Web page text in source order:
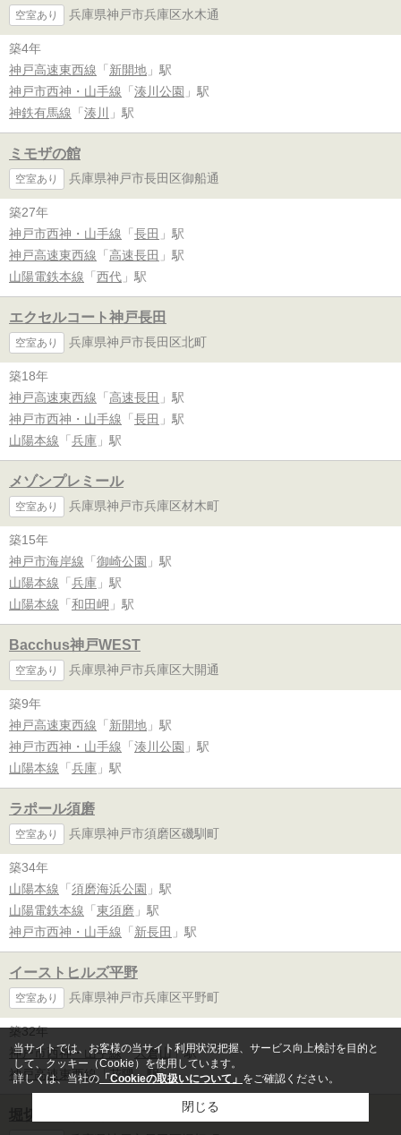
空室あり 兵庫県神戸市兵庫区水木通
築4年
神戸高速東西線 「 新開地 」駅
神戸市西神・山手線 「 湊川公園 」駅
神鉄有馬線 「 湊川 」駅
ミモザの館
空室あり 兵庫県神戸市長田区御船通
築27年
神戸市西神・山手線 「 長田 」駅
神戸高速東西線 「 高速長田 」駅
山陽電鉄本線 「 西代 」駅
エクセルコート神戸長田
空室あり 兵庫県神戸市長田区北町
築18年
神戸高速東西線 「 高速長田 」駅
神戸市西神・山手線 「 長田 」駅
山陽本線 「 兵庫 」駅
メゾンプレミール
空室あり 兵庫県神戸市兵庫区材木町
築15年
神戸市海岸線 「 御崎公園 」駅
山陽本線 「 兵庫 」駅
山陽本線 「 和田岬 」駅
Bacchus神戸WEST
空室あり 兵庫県神戸市兵庫区大開通
築9年
神戸高速東西線 「 新開地 」駅
神戸市西神・山手線 「 湊川公園 」駅
山陽本線 「 兵庫 」駅
ラポール須磨
空室あり 兵庫県神戸市須磨区磯馴町
築34年
山陽本線 「 須磨海浜公園 」駅
山陽電鉄本線 「 東須磨 」駅
神戸市西神・山手線 「 新長田 」駅
イーストヒルズ平野
空室あり 兵庫県神戸市兵庫区平野町
築32年
神戸市西神・山手線「大倉山」駅
神戸高速東西線「花隈」駅
当サイトでは、お客様の当サイト利用状況把握、サービス向上検討を目的と
して、クッキー（Cookie）を使用しています。
詳しくは、当社の 「Cookieの取扱いについて」 をご確認ください。
閉じる